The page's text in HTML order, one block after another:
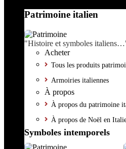
Patrimoine italien
"Histoire et symboles
Acheter
Tous les produits
Armoiries italiennes
À propos
À propos du patrimoine
À propos de Noël en
Symboles intemporels